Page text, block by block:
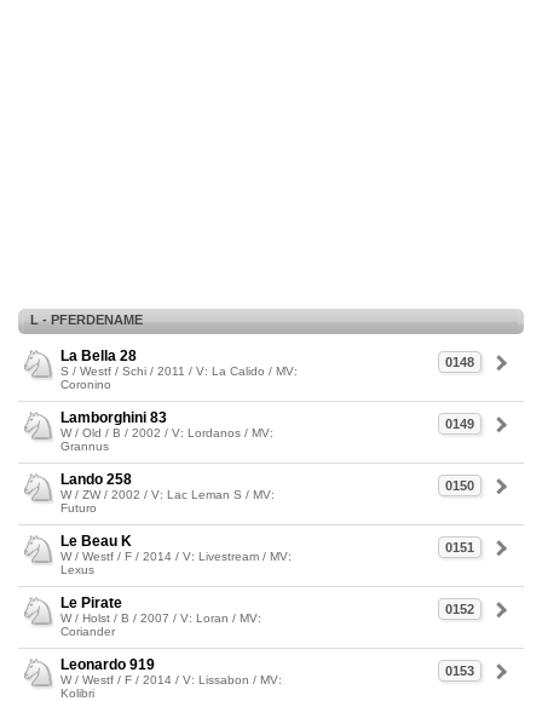
L - PFERDENAME
0148
La Bella 28
S / Westf / Schi / 2011 / V: La Calido / MV:
Coronino
0149
Lamborghini 83
W / Old / B / 2002 / V: Lordanos / MV:
Grannus
0150
Lando 258
W / ZW / 2002 / V: Lac Leman S / MV:
Futuro
0151
Le Beau K
W / Westf / F / 2014 / V: Livestream / MV:
Lexus
0152
Le Pirate
W / Holst / B / 2007 / V: Loran / MV:
Coriander
0153
Leonardo 919
W / Westf / F / 2014 / V: Lissabon / MV:
Kolibri